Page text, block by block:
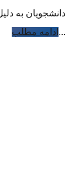
دانشجویان به
... ادامه مطلب